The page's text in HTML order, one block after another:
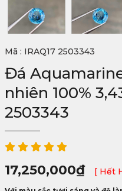
Mã : IRAQ17 2503343
Đá
nhiên 100%
2503343
17,250,000₫ [ Hết